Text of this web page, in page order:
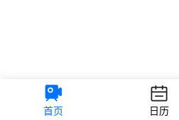
首页 日历